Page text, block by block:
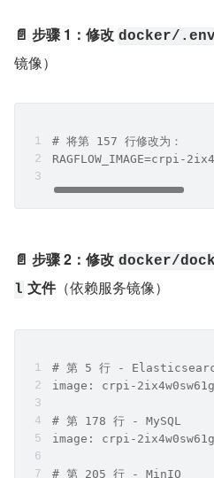
📄 步骤 1：修改 ​ docker/
镜像）
# 将第 157 行修改为：
📄 步骤 2：修改 ​ docker/
l ​ 文件​（依赖服务镜像）
# 第 5 行 -
image: crpi-
# 第 178 行 - MySQL
image: crpi-
# 第 205 行 - MinIO